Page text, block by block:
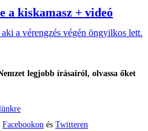
a kiskamasz + videó
a vérengzés végén öngyilkos lett.
legjobb írásairól, olvassa őket
Facebookon és Twitteren